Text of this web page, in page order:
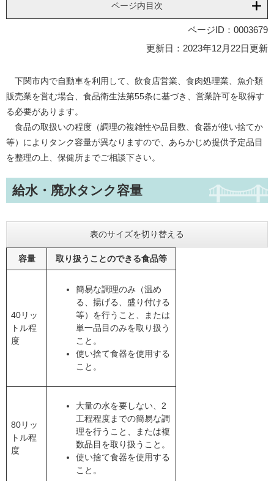
ページ内目次
ページID：0003679
更新日：2023年12月22日更新
下関市内で自動車を利用して、飲食店営業、食肉処理業、魚介類
販売業を営む場合、食品衛生法第55条に基づき、営業許可を取得す
る必要があります。
食品の取扱いの程度（調理の複雑性や品目数、食器が使い捨てか
等）によりタンク容量が異なりますので、あらかじめ提供予定品目
を整理の上、保健所までご相談下さい。
給水・廃水タンク容量
表のサイズを切り替える
容量 取り扱うことのできる食品等
40リッ
トル程
度
簡易な調理のみ（温め
る、揚げる、盛り付ける
等）を行うこと、または
単一品目のみを取り扱う
こと。
使い捨て食器を使用する
こと。
80リッ
トル程
度
大量の水を要しない、2
工程程度までの簡易な調
理を行うこと、または複
数品目を取り扱うこと。
使い捨て食器を使用する
こと。